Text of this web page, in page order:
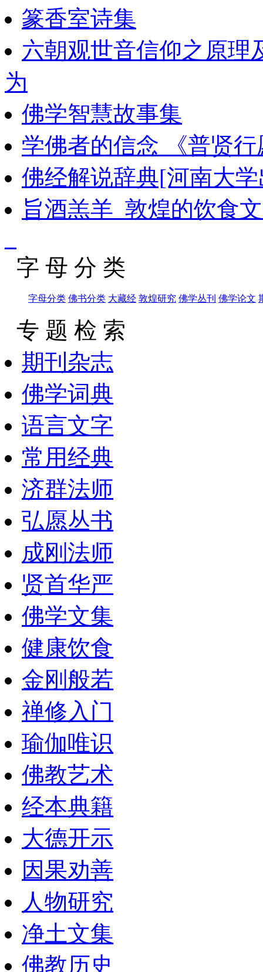
篆香室诗集
六朝观世音信仰之原理
为
佛学智慧故事集
学佛者的信念 《普贤
佛经解说辞典[河南大
旨酒羔羊_敦煌的饮食
字 母 分 类
字母分类 佛书分类 大藏经 敦煌研究 佛学丛刊 佛学论文
专 题 检 索
期刊杂志
佛学词典
语言文字
常用经典
济群法师
弘愿丛书
成刚法师
贤首华严
佛学文集
健康饮食
金刚般若
禅修入门
瑜伽唯识
佛教艺术
经本典籍
大德开示
因果劝善
人物研究
净土文集
佛教历史